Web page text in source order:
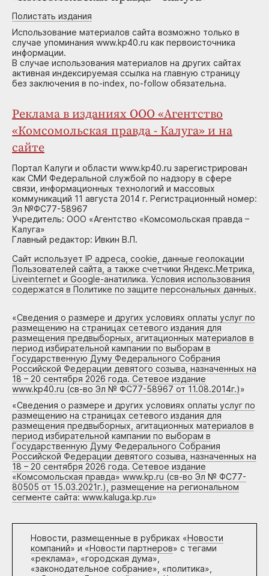
Полистать издания
Использование материалов сайта возможно только в
случае упоминания www.kp40.ru как первоисточника
информации.
В случае использования материалов на других сайтах
активная индексируемая ссылка на главную страницу
без заключения в no-index, no-follow обязательна.
Реклама в изданиях ООО «Агентство
«Комсомольская правда - Калуга» и на
сайте
Портал Калуги и области www.kp40.ru зарегистрирован
как СМИ Федеральной службой по надзору в сфере
связи, информационных технологий и массовых
коммуникаций 11 августа 2014 г. Регистрационный номер:
Эл №ФС77-58967
Учредитель: ООО «Агентство «Комсомольская правда –
Калуга»
Главный редактор: Ивкин В.П.
Сайт использует IP адреса, cookie, данные геолокации
Пользователей сайта, а также счетчики Яндекс.Метрика,
Liveinternet и Google-анатилика. Условия использования
содержатся в Политике по защите персональных данных.
«Сведения о размере и других условиях оплаты услуг по
размещению на страницах сетевого издания для
размещения предвыборных, агитационных материалов в
период избирательной кампании по выборам в
Государственную Думу Федерального Собрания
Российской Федерации девятого созыва, назначенных на
18 – 20 сентября 2026 года. Сетевое издание
www.kp40.ru (св-во Эл № ФС77-58967 от 11.08.2014г.)»
«Сведения о размере и других условиях оплаты услуг по
размещению на страницах сетевого издания для
размещения предвыборных, агитационных материалов в
период избирательной кампании по выборам в
Государственную Думу Федерального Собрания
Российской Федерации девятого созыва, назначенных на
18 – 20 сентября 2026 года. Сетевое издание
«Комсомольская правда» www.kp.ru (св-во Эл № ФС77-
80505 от 15.03.2021г.), размещение на региональном
сегменте сайта: www.kaluga.kp.ru»
Новости, размещенные в рубриках «Новости
компаний» и «Новости партнеров» с тегами
«реклама», «городская дума»,
«законодательное собрание», «политика»,